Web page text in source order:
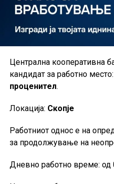
Централна кооперативна
кандидат за работнo местo:
проценител.
Локација: Скопје
Работниот однос е на
за продолжување на
Дневно работно време: од